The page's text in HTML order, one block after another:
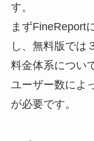
す。
まずFineReport
し、無料版では
料金体系につい
ユーザー数によ
が必要です。